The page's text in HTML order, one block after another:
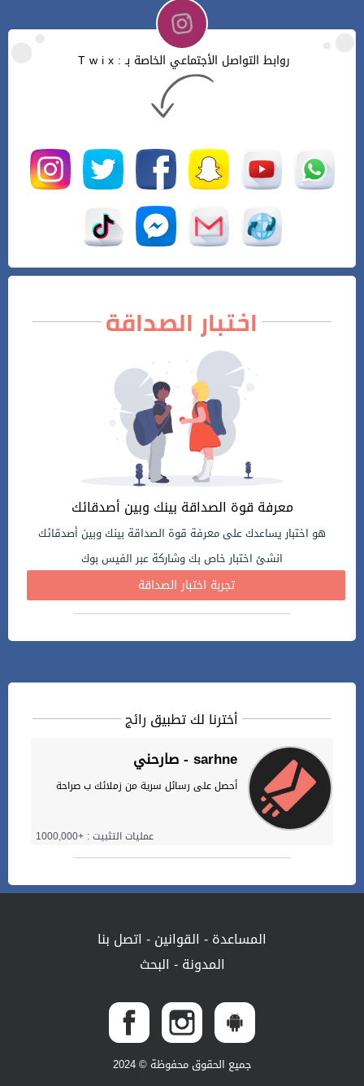
روابط التواصل الأجتماعي الخاصة بـ : T w i x
اختبار الصداقة
معرفة قوة الصداقة بينك وبين أصدقائك
هو اختبار يساعدك على معرفة قوة الصداقة بينك وبين أصدقائك
انشئ اختبار خاص بك وشاركة عبر الفيس بوك
تجربة اختبار الصداقة
أخترنا لك تطبيق رائج
صارحني - sarhne
أحصل على رسائل سرية من زملائك ب صراحة
عمليات التثبيت : +1000,000
المساعدة- القوانين- اتصل بنا
المدونة- البحث
جميع الحقوق محفوظة © 2024